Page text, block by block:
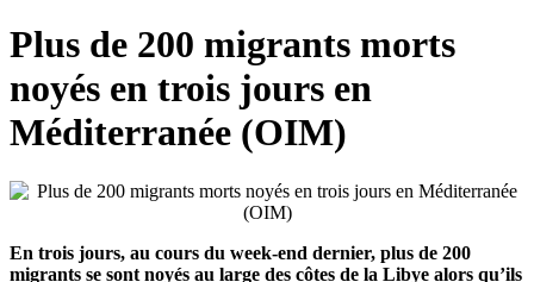
Plus de 200 migrants morts
noyés en trois jours en
Méditerranée (OIM)
En trois jours, au cours du week-end dernier, plus de 200
migrants se sont noyés au large des côtes de la Libye alors qu’ils